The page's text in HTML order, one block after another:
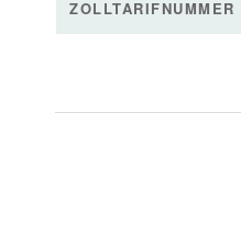
ZOLLTARIFNUMMER